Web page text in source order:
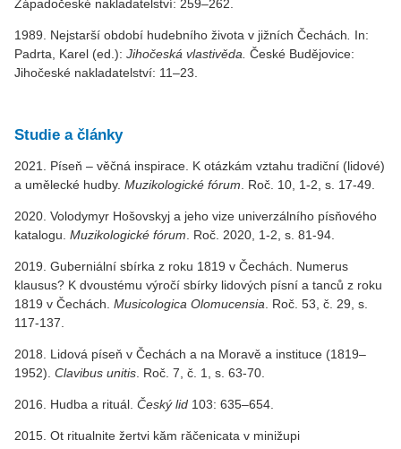
Západočeské nakladatelství: 259–262.
1989. Nejstarší období hudebního života v jižních Čechách. In:
Padrta, Karel (ed.): Jihočeská vlastivěda. České Budějovice:
Jihočeské nakladatelství: 11–23.
Studie a články
2021. Píseň – věčná inspirace. K otázkám vztahu tradiční (lidové)
a umělecké hudby. Muzikologické fórum. Roč. 10, 1-2, s. 17-49.
2020. Volodymyr Hošovskyj a jeho vize univerzálního písňového
katalogu. Muzikologické fórum. Roč. 2020, 1-2, s. 81-94.
2019. Guberniální sbírka z roku 1819 v Čechách. Numerus
klausus? K dvoustému výročí sbírky lidových písní a tanců z roku
1819 v Čechách. Musicologica Olomucensia. Roč. 53, č. 29, s.
117-137.
2018. Lidová píseň v Čechách a na Moravě a instituce (1819–
1952). Clavibus unitis. Roč. 7, č. 1, s. 63-70.
2016. Hudba a rituál. Český lid 103: 635–654.
2015. Ot ritualnite žertvi kăm răčenicata v minižupi